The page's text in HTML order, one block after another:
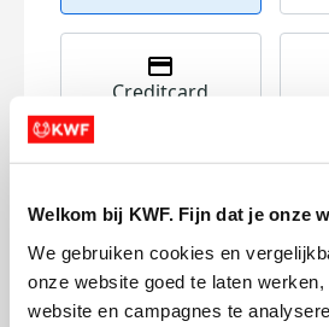
Welkom bij KWF. Fijn dat je onze
We gebruiken cookies en
onze website goed te laten
website en campagnes te
Creditcard
Referentie